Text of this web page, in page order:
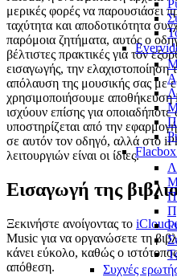
Flacbox
Συχνές
μερικές φορές να παρουσιάσει
ταχύτητα και αποδοτικότητα
παρόμοια ζητήματα, αυτός ο
βέλτιστες πρακτικές για τον
εισαγωγής, την
απόλαυση της μουσικής σας με
χρησιμοποιήσουμε
ισχύουν επίσης για
υποστηρίζεται από την
σε αυτόν τον οδηγό, αλλά στο
λειτουργιών είναι οι ίδιες.
Εισαγωγή της
Ξεκινήστε ανοίγοντας το
Music για να οργανώσετε τη
κάνει εύκολο, καθώς ο
απόθεση.